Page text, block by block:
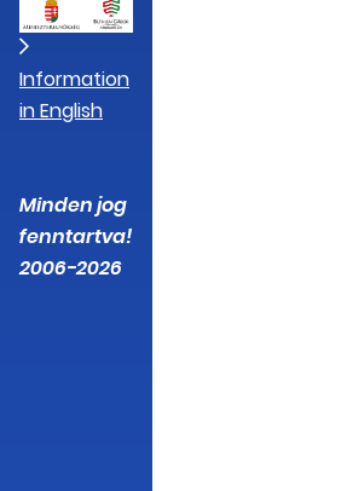
Information
in English
Minden jog
fenntartva!
2006-2026